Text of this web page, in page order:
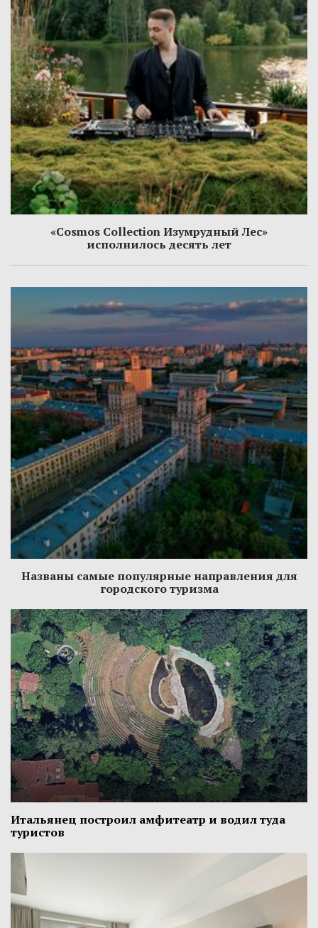
«Cosmos Collection Изумрудный Лес»
исполнилось десять лет
Названы самые популярные направления для
городского туризма
Итальянец построил амфитеатр и водил туда
туристов